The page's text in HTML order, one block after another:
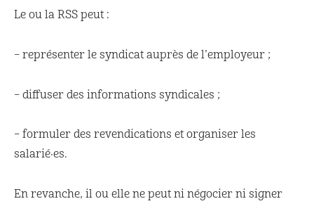
Le ou la RSS peut :
– représenter le syndicat auprès de l’employeur ;
– diffuser des informations syndicales ;
– formuler des revendications et organiser les
salarié·es.
En revanche, il ou elle ne peut ni négocier ni signer